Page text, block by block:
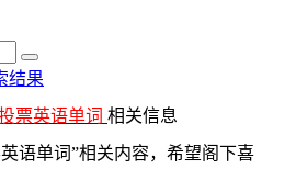
结果
票英语单词 相关信息
语单词”相关内容，希望阁下喜